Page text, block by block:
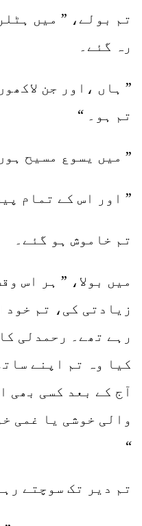
تم بولے، ” میں
رہ گئے۔
” ہاں ،اور جن
تم ہو۔ “
” میں یسوع مسیح
” اور اس کے تمام
تم خاموش ہو گئے۔
میں بولا، ” ہر اس
زیادتی کی، تم خود
رہے تھے۔ رحمدلی
کیا وہ تم اپنے
آج کے بعد کسی بھی
والی خوشی یا غمی
“
تم دیر تک سوچتے